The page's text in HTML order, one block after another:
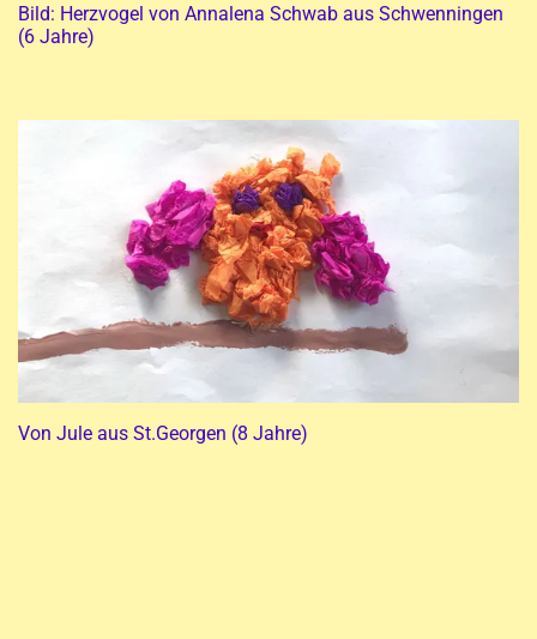
Bild: Herzvogel von Annalena Schwab aus Schwenningen
(6 Jahre)
Von Jule aus St.Georgen (8 Jahre)